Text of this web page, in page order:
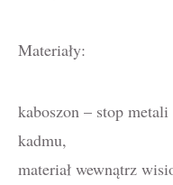
Materiały:
kaboszon – stop
kadmu,
materiał wewnątrz